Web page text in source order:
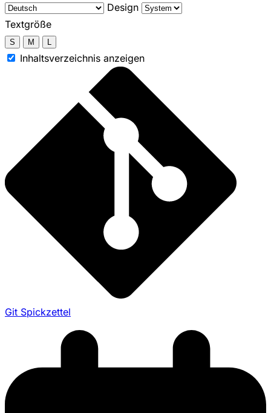
Design
Textgröße
S M L
Inhaltsverzeichnis anzeigen
Git Spickzettel